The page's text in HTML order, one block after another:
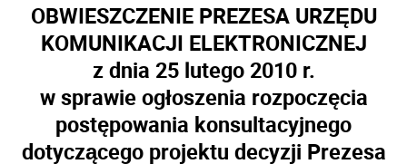
OBWIESZCZENIE PREZESA URZĘDU
KOMUNIKACJI ELEKTRONICZNEJ
z dnia 25 lutego 2010 r.
w sprawie ogłoszenia rozpoczęcia
postępowania konsultacyjnego
dotyczącego projektu decyzji Prezesa